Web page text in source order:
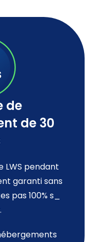
de
de 30
LWS pendant
garanti sans
pas 100% s_